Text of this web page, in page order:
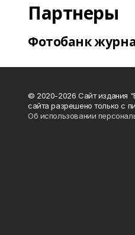
Партнеры
Фотобанк
© 2020-2026 Сайт издания
сайта разрешено только с
Об использовании